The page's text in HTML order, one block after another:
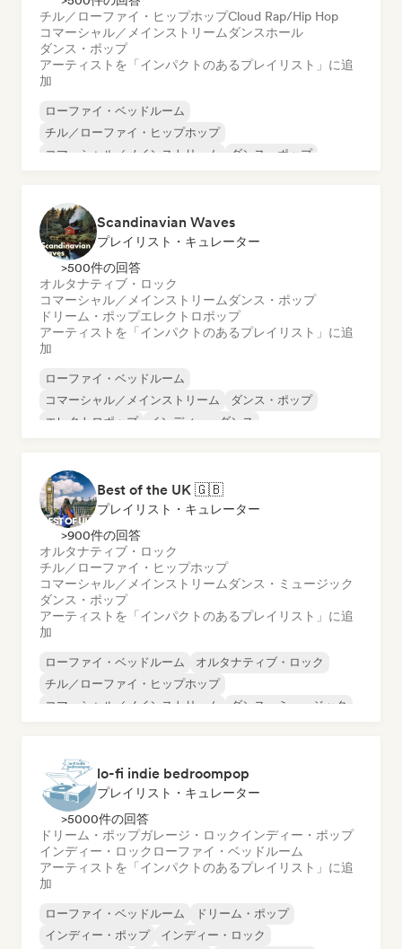
チル／ローファイ・ヒップホップCloud Rap/Hip Hop
コマーシャル／メインストリーム ダンスホール
ダンス・ポップ
アーティストを「インパクトのあるプレイリスト」に追
加
ローファイ・ベッドルーム
チル／ローファイ・ヒップホップ
コマーシャル／メインストリーム
ダンス・ポップ
Scandinavian Waves
プレイリスト・キュレーター
>500件の回答
オルタナティブ・ロック
コマーシャル／メインストリーム ダンス・ポップ
ドリーム・ポップエレクトロポップ
アーティストを「インパクトのあるプレイリスト」に追
加
ローファイ・ベッドルーム
コマーシャル／メインストリーム
ダンス・ポップ
エレクトロポップ
インディー・ダンス
Best of the UK 🇬🇧
プレイリスト・キュレーター
>900件の回答
オルタナティブ・ロック
チル／ローファイ・ヒップホップ
コマーシャル／メインストリーム ダンス・ミュージック
ダンス・ポップ
アーティストを「インパクトのあるプレイリスト」に追
加
ローファイ・ベッドルーム
オルタナティブ・ロック
チル／ローファイ・ヒップホップ
コマーシャル／メインストリーム
ダンス・ミュージック
lo-fi indie bedroompop
プレイリスト・キュレーター
>5000件の回答
ドリーム・ポップガレージ・ロックインディー・ポップ
インディー・ロック ローファイ・ベッドルーム
アーティストを「インパクトのあるプレイリスト」に追
加
ローファイ・ベッドルーム
ドリーム・ポップ
インディー・ポップ
インディー・ロック